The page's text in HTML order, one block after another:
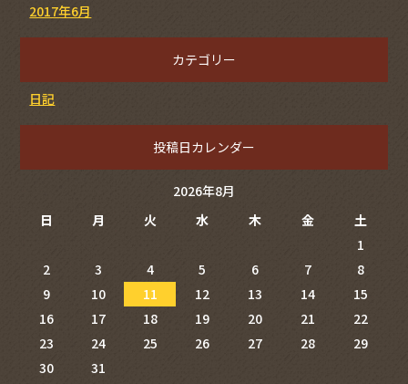
2017年6月
カテゴリー
日記
投稿日カレンダー
2026年8月
日
月 火 水 木 金 土
1
2
3 4 5 6 7
8
9
10 11 12 13 14
15
16
17 18 19 20 21
22
23
24 25 26 27 28
29
30
31